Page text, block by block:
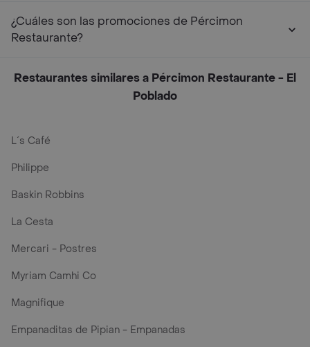
¿Cuáles son las promociones de Pércimon
Restaurante?
Restaurantes similares a Pércimon Restaurante - El
Poblado
L´s Café
Philippe
Baskin Robbins
La Cesta
Mercari - Postres
Myriam Camhi Co
Magnifique
Empanaditas de Pipian - Empanadas